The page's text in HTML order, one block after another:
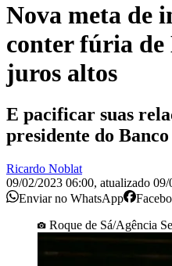
Nova meta de
conter fúria
juros altos
E pacificar suas
presidente do
Ricardo Noblat
09/02/2023 06:00, atualizado 09/
Enviar no WhatsApp
Roque de Sá/Agência